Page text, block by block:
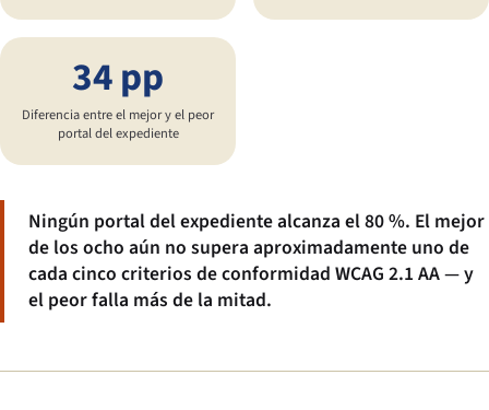
34 pp
Diferencia entre el mejor y el peor
portal del expediente
Ningún portal del expediente alcanza el 80 %. El mejor
de los ocho aún no supera aproximadamente uno de
cada cinco criterios de conformidad WCAG 2.1 AA — y
el peor falla más de la mitad.